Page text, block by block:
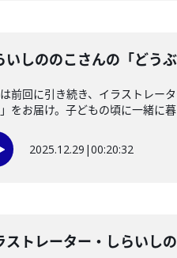
いしののこさんの「どう
前回に引き続き、イラストレー
をお届け。子どもの頃に一緒に
2025.12.29 |00:20:32
ストレーター・しらいし